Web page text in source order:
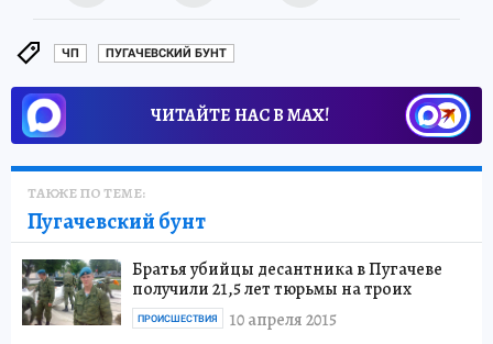
ЧП ПУГАЧЕВСКИЙ БУНТ
ЧИТАЙТЕ НАС В МАХ!
ТАКЖЕ ПО ТЕМЕ:
Пугачевский бунт
Братья убийцы десантника в Пугачеве
получили 21,5 лет тюрьмы на троих
10 апреля 2015
ПРОИСШЕСТВИЯ